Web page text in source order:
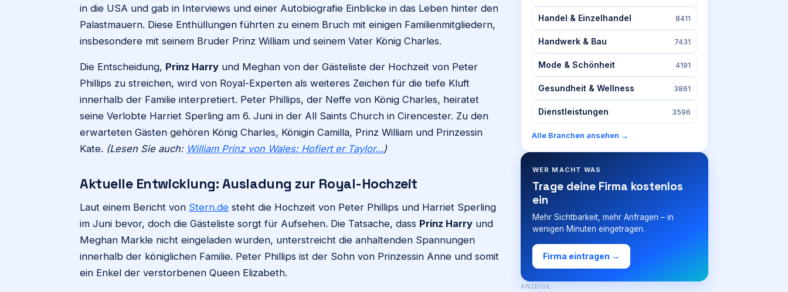
in die USA und gab in Interviews und einer Autobiografie Einblicke in das Leben hinter den
Palastmauern. Diese Enthüllungen führten zu einem Bruch mit einigen Familienmitgliedern,
insbesondere mit seinem Bruder Prinz William und seinem Vater König Charles.
Die Entscheidung, Prinz Harry und Meghan von der Gästeliste der Hochzeit von Peter
Phillips zu streichen, wird von Royal-Experten als weiteres Zeichen für die tiefe Kluft
innerhalb der Familie interpretiert. Peter Phillips, der Neffe von König Charles, heiratet
seine Verlobte Harriet Sperling am 6. Juni in der All Saints Church in Cirencester. Zu den
erwarteten Gästen gehören König Charles, Königin Camilla, Prinz William und Prinzessin
Kate. (Lesen Sie auch: William Prinz von Wales: Hofiert er Taylor…)
Aktuelle Entwicklung: Ausladung zur Royal-Hochzeit
Laut einem Bericht von Stern.de steht die Hochzeit von Peter Phillips und Harriet Sperling
im Juni bevor, doch die Gästeliste sorgt für Aufsehen. Die Tatsache, dass Prinz Harry und
Meghan Markle nicht eingeladen wurden, unterstreicht die anhaltenden Spannungen
innerhalb der königlichen Familie. Peter Phillips ist der Sohn von Prinzessin Anne und somit
ein Enkel der verstorbenen Queen Elizabeth.
Handel & Einzelhandel 8411
Handwerk & Bau 7431
Mode & Schönheit 4191
Gesundheit & Wellness 3861
Dienstleistungen 3596
Alle Branchen ansehen →
WER MACHT WAS
Trage deine Firma kostenlos
ein
Mehr Sichtbarkeit, mehr Anfragen – in
wenigen Minuten eingetragen.
Firma eintragen →
ANZEIGE